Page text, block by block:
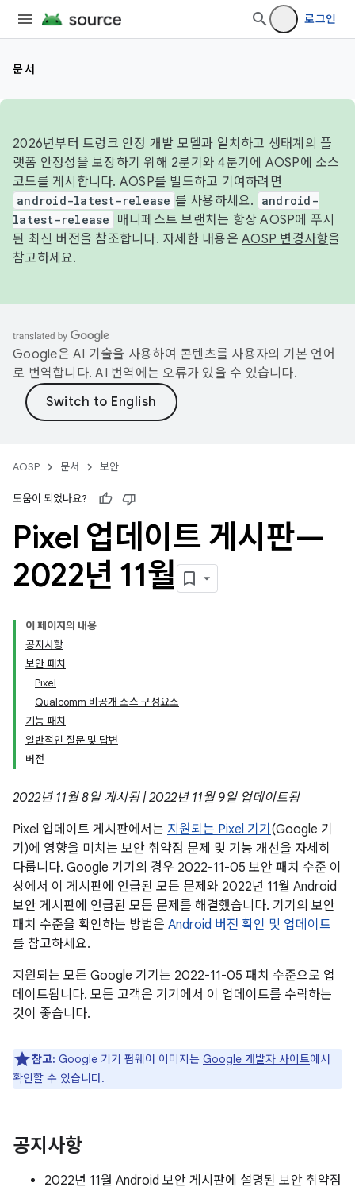
로그인
문서
2026년부터 트렁크 안정 개발 모델과 일치하고 생태계의 플
랫폼 안정성을 보장하기 위해 2분기와 4분기에 AOSP에 소스
코드를 게시합니다. AOSP를 빌드하고 기여하려면
android-latest-release 를 사용하세요.
android-
latest-release
매니페스트 브랜치는 항상 AOSP에 푸시
된 최신 버전을 참조합니다. 자세한 내용은 AOSP 변경사항을
참고하세요.
Google은 AI 기술을 사용하여 콘텐츠를 사용자의 기본 언어
로 번역합니다. AI 번역에는 오류가 있을 수 있습니다.
AOSP 문서 보안
도움이 되었나요?
Pixel 업데이트 게시판—
2022년 11월
이 페이지의 내용
공지사항
보안 패치
Pixel
Qualcomm 비공개 소스 구성요소
기능 패치
일반적인 질문 및 답변
버전
2022년 11월 8일 게시됨 | 2022년 11월 9일 업데이트됨
Pixel 업데이트 게시판에서는 지원되는 Pixel 기기 (Google 기
기)에 영향을 미치는 보안 취약점 문제 및 기능 개선을 자세히
다룹니다. Google 기기의 경우 2022-11-05 보안 패치 수준 이
상에서 이 게시판에 언급된 모든 문제와 2022년 11월 Android
보안 게시판에 언급된 모든 문제를 해결했습니다. 기기의 보안
패치 수준을 확인하는 방법은 Android 버전 확인 및 업데이트
를 참고하세요.
지원되는 모든 Google 기기는 2022-11-05 패치 수준으로 업
데이트됩니다. 모든 고객은 기기에서 이 업데이트를 수락하는
것이 좋습니다.
참고: Google 기기 펌웨어 이미지는 Google 개발자 사이트에서
확인할 수 있습니다.
공지사항
2022년 11월 Android 보안 게시판에 설명된 보안 취약점